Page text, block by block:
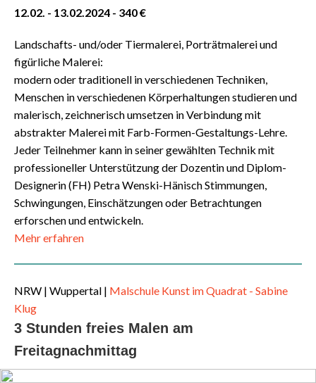
12.02. - 13.02.2024 - 340 €
Landschafts- und/oder Tiermalerei, Porträtmalerei und
figürliche Malerei:
modern oder traditionell in verschiedenen Techniken,
Menschen in verschiedenen Körperhaltungen studieren und
malerisch, zeichnerisch umsetzen in Verbindung mit
abstrakter Malerei mit Farb-Formen-Gestaltungs-Lehre.
Jeder Teilnehmer kann in seiner gewählten Technik mit
professioneller Unterstützung der Dozentin und Diplom-
Designerin (FH) Petra Wenski-Hänisch Stimmungen,
Schwingungen, Einschätzungen oder Betrachtungen
erforschen und entwickeln.
Mehr erfahren
NRW | Wuppertal | Malschule Kunst im Quadrat - Sabine
Klug
3 Stunden freies Malen am
Freitagnachmittag